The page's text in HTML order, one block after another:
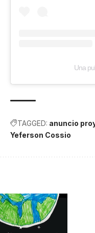
Una
TAGGED: anuncio
Yeferson Cossio